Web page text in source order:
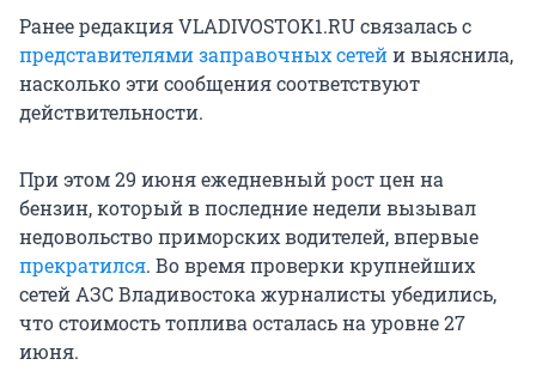
Ранее редакция VLADIVOSTOK1.RU связалась с
представителями заправочных сетейи выяснила,
насколько эти сообщения соответствуют
действительности.
При этом 29 июня ежедневный рост цен на
бензин, который в последние недели вызывал
недовольство приморских водителей, впервые
прекратился. Во время проверки крупнейших
сетей АЗС Владивостока журналисты убедились,
что стоимость топлива осталась на уровне 27
июня.